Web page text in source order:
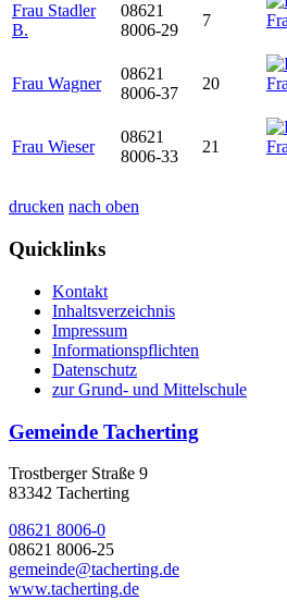
Frau Stadler
B.
08621
8006-29
7
Frau Wagner
08621
8006-37
20
Frau Wieser
08621
8006-33
21
drucken nach oben
Quicklinks
Kontakt
Inhaltsverzeichnis
Impressum
Informationspflichten
Datenschutz
zur Grund- und Mittelschule
Gemeinde Tacherting
Trostberger Straße 9
83342 Tacherting
08621 8006-0
08621 8006-25
gemeinde@tacherting.de
www.tacherting.de